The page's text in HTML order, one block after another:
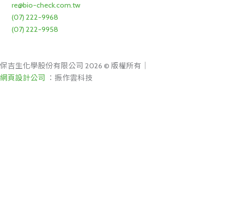
re@bio-check.com.tw
(07) 222-9968
(07) 222-9958
保吉生化學股份有限公司 2026 © 版權所有｜
網頁設計公司
：振作雲科技